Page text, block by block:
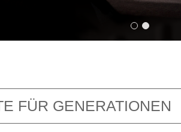
FÜR GENERATIONEN